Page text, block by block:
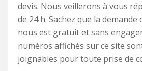
devis. Nous veillerons à vous
de 24 h. Sachez que la demande
nous est gratuit et sans
numéros affichés sur ce site
joignables pour toute prise de